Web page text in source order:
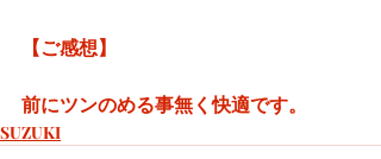
【ご感想】
前にツンのめる事無く快適です。
SUZUKI